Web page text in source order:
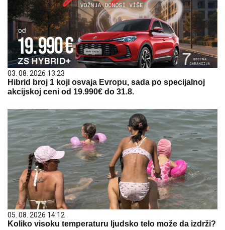
03. 08. 2026 13:23
Hibrid broj 1 koji osvaja Evropu, sada po specijalnoj
akcijskoj ceni od 19.990€ do 31.8.
05. 08. 2026 14:12
Koliko visoku temperaturu ljudsko telo može da izdrži?